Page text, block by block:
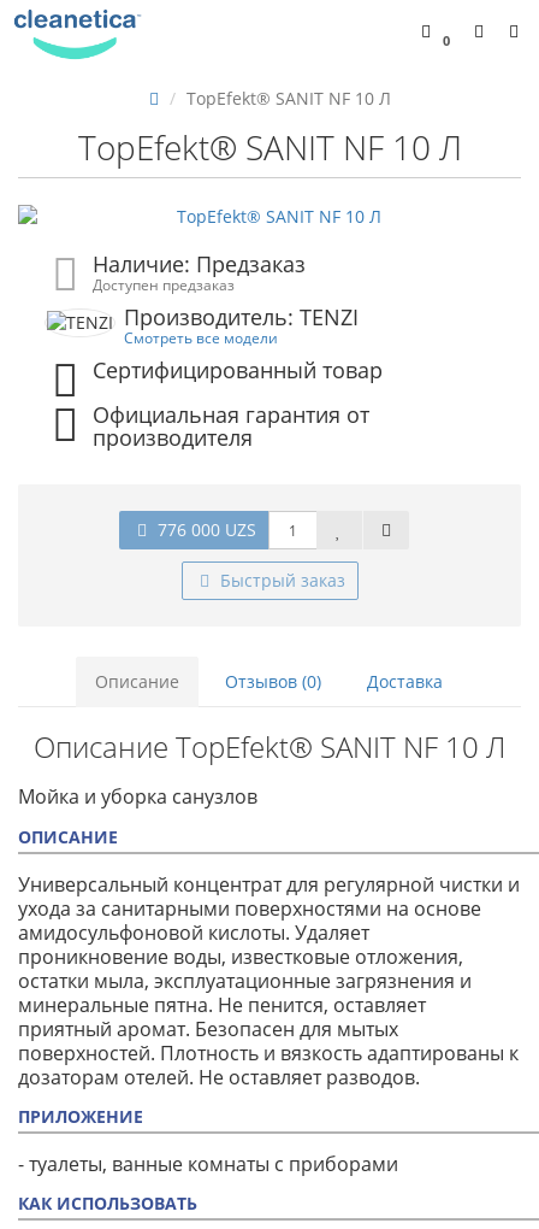
0
TopEfekt® SANIT NF 10 Л
TopEfekt® SANIT NF 10 Л
Наличие: Предзаказ
Доступен предзаказ
Производитель: TENZI
Смотреть все модели
Сертифицированный товар
Официальная гарантия от
производителя
776 000 UZS
Быстрый заказ
Описание Отзывов (0) Доставка
Описание TopEfekt® SANIT NF 10 Л
Мойка и уборка санузлов
ОПИСАНИЕ
Универсальный концентрат для регулярной чистки и
ухода за санитарными поверхностями на основе
амидосульфоновой кислоты. Удаляет
проникновение воды, известковые отложения,
остатки мыла, эксплуатационные загрязнения и
минеральные пятна. Не пенится, оставляет
приятный аромат. Безопасен для мытых
поверхностей. Плотность и вязкость адаптированы к
дозаторам отелей. Не оставляет разводов.
ПРИЛОЖЕНИЕ
- туалеты, ванные комнаты с приборами
КАК ИСПОЛЬЗОВАТЬ